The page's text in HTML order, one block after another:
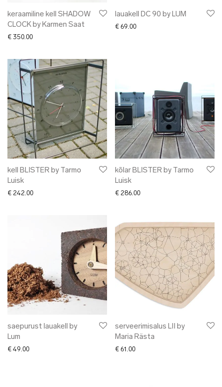
keraamiline kell SHADOW
CLOCK by Karmen Saat
€ 350.00
lauakell DC 90 by LUM
€ 69.00
kell BLISTER by Tarmo
Luisk
€ 242.00
kõlar BLISTER by Tarmo
Luisk
€ 286.00
saepurust lauakell by
Lum
€ 49.00
serveerimisalus LII by
Maria Rästa
€ 61.00